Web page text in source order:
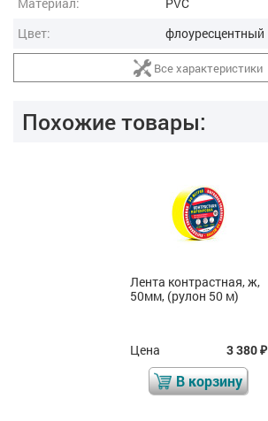
Цвет:
флоуресцентный
Все характеристики
Похожие товары:
Лента контрастная, ж,
50мм, (рулон 50 м)
Цена 3 380₽
В корзину